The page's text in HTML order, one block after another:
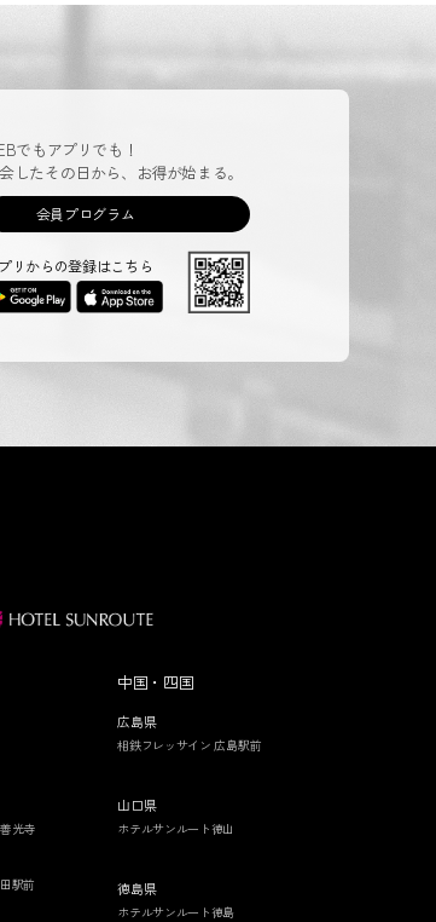
でもアプリでも！
したその日から、お得が始まる。
会員プログラム
リからの登録はこちら
光寺
駅前
中国・四国
広島県
相鉄フレッサイン 広島駅前
山口県
ホテルサンルート徳山
徳島県
ホテルサンルート徳島